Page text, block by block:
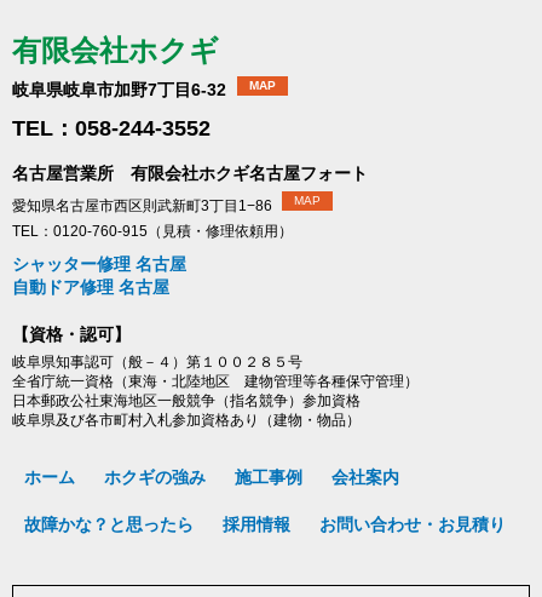
有限会社ホクギ
岐阜県岐阜市加野7丁目6-32 MAP
TEL：058-244-3552
名古屋営業所 有限会社ホクギ名古屋フォート
愛知県名古屋市西区則武新町3丁目1−86 MAP
TEL：0120-760-915（見積・修理依頼用）
シャッター修理 名古屋
自動ドア修理 名古屋
【資格・認可】
岐阜県知事認可（般－４）第１００２８５号
全省庁統一資格（東海・北陸地区 建物管理等各種保守管理）
日本郵政公社東海地区一般競争（指名競争）参加資格
岐阜県及び各市町村入札参加資格あり（建物・物品）
ホーム ホクギの強み 施工事例 会社案内
故障かな？と思ったら 採用情報 お問い合わせ・お見積り